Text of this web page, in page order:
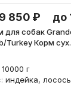
850 ₽ до
для собак
Turkey Корм
средних и
10000 г
индейка,